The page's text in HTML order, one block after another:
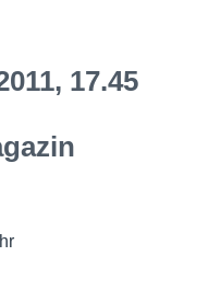
17.45